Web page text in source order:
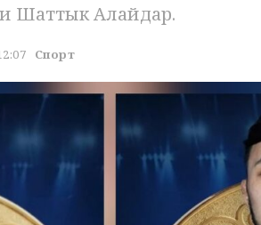
Шаттык Алайдар.
Спорт